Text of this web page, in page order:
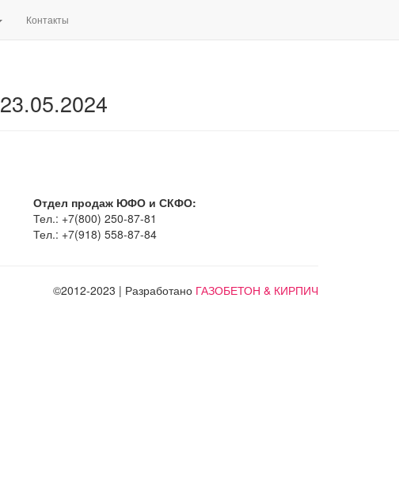
Контакты
23.05.2024
Отдел продаж ЮФО и СКФО:
Тел.: +7(800) 250-87-81
Тел.: +7(918) 558-87-84
©2012-2023 | Разработано ГАЗОБЕТОН & КИРПИЧ